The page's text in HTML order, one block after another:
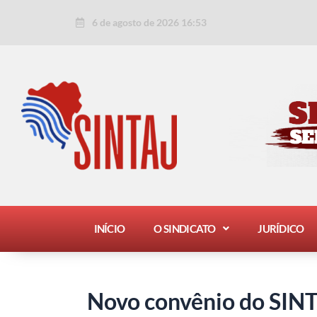
6 de agosto de 2026 16:53
INÍCIO O SINDICATO JURÍDICO
Novo convênio do
navigation